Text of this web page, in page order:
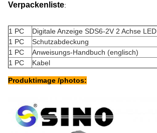
Verpackenliste:
1 PC
Digitale Anzeige SDS6-2V 2 Achse LED
1 PC
Schutzabdeckung
1 PC
Anweisungs-Handbuch (englisch)
1 PC
Kabel
Produktimage /photos: